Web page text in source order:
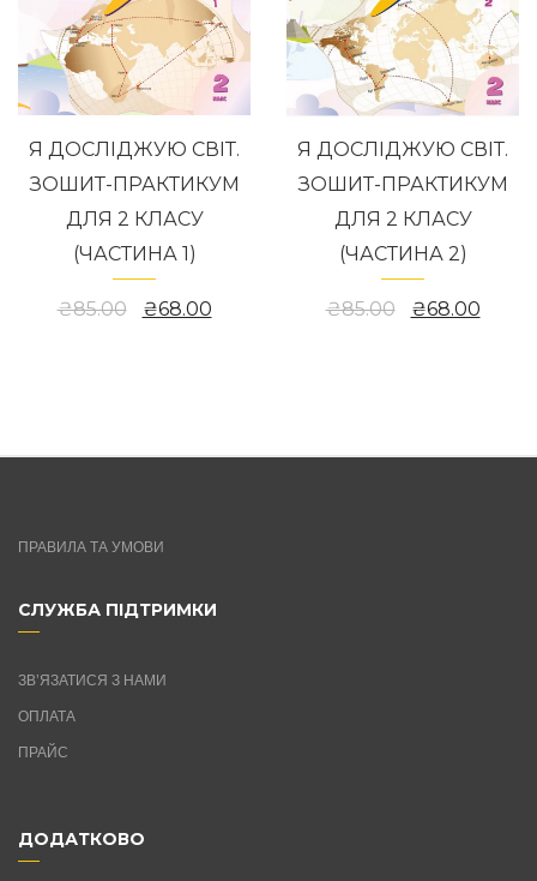
Я ДОСЛІДЖУЮ СВІТ.
ЗОШИТ-ПРАКТИКУМ
ДЛЯ 2 КЛАСУ
(ЧАСТИНА 1)
₴85.00 ₴68.00
Я ДОСЛІДЖУЮ СВІТ.
ЗОШИТ-ПРАКТИКУМ
ДЛЯ 2 КЛАСУ
(ЧАСТИНА 2)
₴85.00 ₴68.00
ПРАВИЛА ТА УМОВИ
СЛУЖБА ПІДТРИМКИ
ЗВ’ЯЗАТИСЯ З НАМИ
ОПЛАТА
ПРАЙС
ДОДАТКОВО